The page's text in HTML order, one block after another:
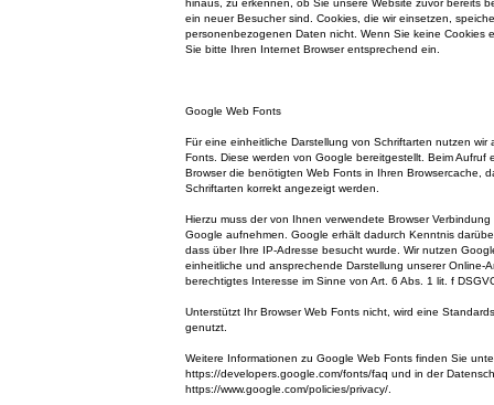
hinaus, zu erkennen, ob Sie unsere Website zuvor bereits
ein neuer Besucher sind. Cookies, die wir einsetzen,
personenbezogenen Daten nicht. Wenn Sie keine Cookies
Sie bitte Ihren Internet Browser entsprechend ein.
Google Web Fonts
Für eine einheitliche Darstellung von Schriftarten nutzen wir
Fonts. Diese werden von Google bereitgestellt. Beim Aufruf
Browser die benötigten Web Fonts in Ihren Browsercache,
Schriftarten korrekt angezeigt werden.
Hierzu muss der von Ihnen verwendete Browser
Google aufnehmen. Google erhält dadurch Kenntnis
dass über Ihre IP-Adresse besucht wurde. Wir nutzen
einheitliche und ansprechende Darstellung unserer Online-
berechtigtes Interesse im Sinne von Art. 6 Abs. 1 lit. f
Unterstützt Ihr Browser Web Fonts nicht, wird eine
genutzt.
Weitere Informationen zu Google Web Fonts finden Sie
https://developers.google.com/fonts/faq und in der
https://www.google.com/policies/privacy/.